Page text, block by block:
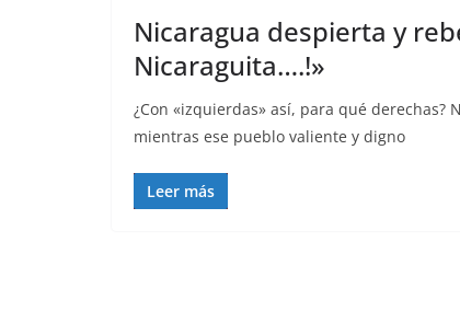
Nicaragua despierta y
Nicaraguita….!»
¿Con «izquierdas» así, para qué derechas?
mientras ese pueblo valiente y digno
Leer más